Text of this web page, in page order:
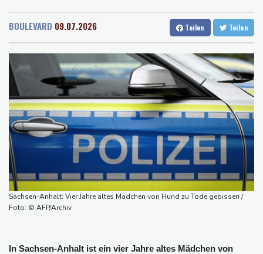
Dresden
26 °C Wien
30 °C
Baden-Baden
27 °C
US-Berufungsgericht bestätigt Aussetzung von Trumps
Nach Andrang auf Ceuta: Spanien und Italien streiten über
Grenzkontrollen
Niewiadoma fährt am Mont Ventoux ins Gelbe Trikot
Trumps umstrittener Justizminister Blanche kurz vor der
Bestätigung im Senat
Peru und Mexiko nehmen diplomatische Beziehungen wieder auf
"Steile Lernkurve": Kretschmann lobt Amtsführung von Merz
BOULEVARD 09.07.2026 Teilen Teilen
Sachsen-Anhalt: Vier Jahre altes Mädchen von Hund zu Tode gebissen /
Foto: © AFP/Archiv
In Sachsen-Anhalt ist ein vier Jahre altes Mädchen von